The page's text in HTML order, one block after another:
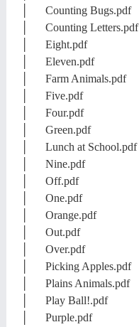
│ Counting Bugs.pdf
│ Counting Letters.pdf
│ Eight.pdf
│ Eleven.pdf
│ Farm Animals.pdf
│ Five.pdf
│ Four.pdf
│ Green.pdf
│ Lunch at School.pdf
│ Nine.pdf
│ Off.pdf
│ One.pdf
│ Orange.pdf
│ Out.pdf
│ Over.pdf
│ Picking Apples.pdf
│ Plains Animals.pdf
│ Play Ball!.pdf
│ Purple.pdf